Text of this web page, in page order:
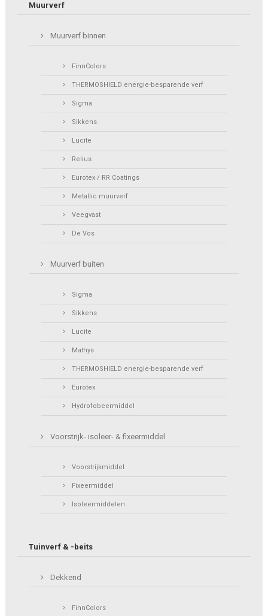
Muurverf
Muurverf binnen
FinnColors
THERMOSHIELD energie-besparende verf
Sigma
Sikkens
Lucite
Relius
Eurotex / RR Coatings
Metallic muurverf
Veegvast
De Vos
Muurverf buiten
Sigma
Sikkens
Lucite
Mathys
THERMOSHIELD energie-besparende verf
Eurotex
Hydrofobeermiddel
Voorstrijk- isoleer- & fixeermiddel
Voorstrijkmiddel
Fixeermiddel
Isoleermiddelen
Tuinverf & -beits
Dekkend
FinnColors